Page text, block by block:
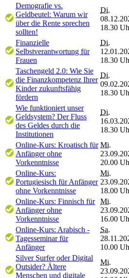
Demografie vs.
Geldbeutel: Warum wir
über die Rente sprechen
sollten!
Di.
18.30
Finanzielle
Selbstverantwortung für
Frauen
Di.
18.30
Taschengeld 2.0: Wie Sie
die Finanzkompetenz Ihrer
Kinder zukunftsfähig
fördern
Di.
18.30
Wie funktioniert unser
Geldsystem? Der Fluss
des Geldes durch die
Institutionen
Di.
18.30
Online-Kurs: Kroatisch für
Anfänger ohne
Vorkenntnisse
Mi.
20.00
Online-Kurs:
Portugiesisch für Anfänger
ohne Vorkenntnisse
Mi.
18.00
Online-Kurs: Finnisch für
Anfänger ohne
Vorkenntnisse
Mi.
16.00
Online-Kurs: Arabisch -
Tagesseminar für
Anfänger
Sa.
10.00
Silver Surfer oder Digital
Outsider? Ältere
Menschen und digitale
Mi.